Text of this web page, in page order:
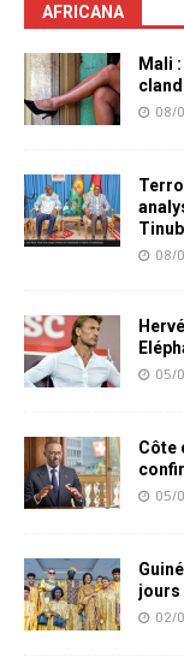
AFRICANA
Mali
08/
08/
05/
Côte
05/
jours
02/